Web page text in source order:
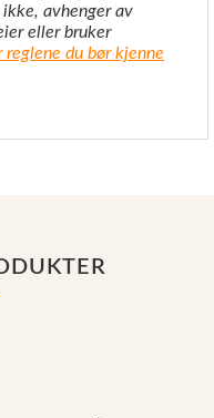
avhenger av
eller bruker
reglene du bør kjenne